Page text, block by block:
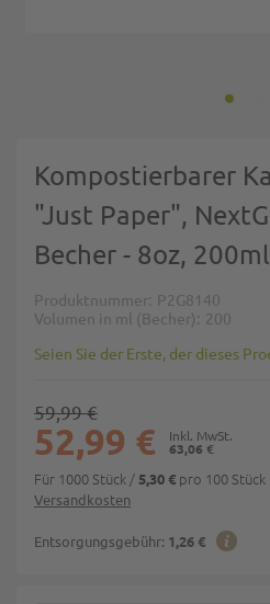
Kompostierbarer
"Just Paper",
Becher - 8oz, 200ml
Produktnummer P2G8140
Volumen in ml (Becher)
200
Seien Sie der Erste, der dieses
Versandkosten
Entsorgungsgebühr: 1,26 €
63,06 €
52,99 €
59,99 €
Für 1000 Stück / 5,30 € pro 100 Stück